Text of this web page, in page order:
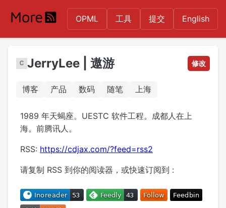
OPML 工具 提交 English
JerryLee | 遨游 修改
博客 产品 数码 随笔 上海
1989 年天蝎座。UESTC 软件工程。成都人在上
海。前腾讯人。
RSS: https://cdjax.com/?feed=rss2
请复制 RSS 到你的阅读器，或快速订阅到 :